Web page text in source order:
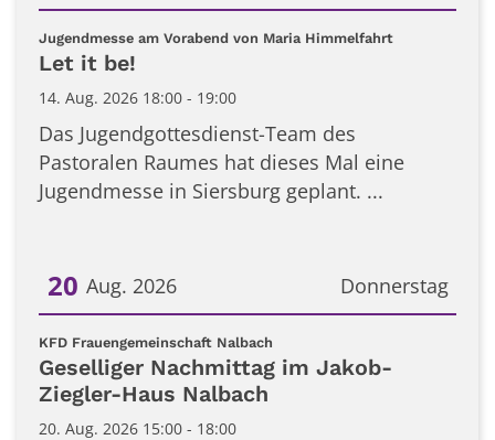
Datum: 14. August 2026
Jugendmesse am Vorabend von Maria Himmelfahrt:
Let it be!
14. Aug. 2026 18:00 - 19:00
Das Jugendgottesdienst-Team des
Pastoralen Raumes hat dieses Mal eine
Jugendmesse in Siersburg geplant. ...
Donnerstag
20 Aug. 2026
Datum: 20. August 2026
KFD Frauengemeinschaft Nalbach
Geselliger Nachmittag im Jakob-
Ziegler-Haus Nalbach
20. Aug. 2026 15:00 - 18:00